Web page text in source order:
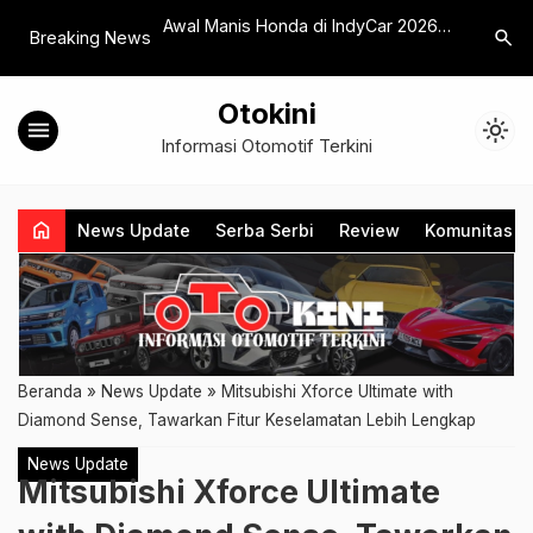
Breaking News
Awal Manis Honda di IndyCar 2026
Babak
search
menu Otokini
Informasi Otomotif Terkini light_mode
home News Update Serba Serbi Review Komunitas
Beranda » News Update » Mitsubishi Xforce Ultimate with
Diamond Sense, Tawarkan Fitur Keselamatan Lebih Lengkap
News Update
Mitsubishi Xforce Ultimate